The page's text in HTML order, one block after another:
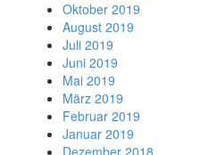
Oktober 2019
August 2019
Juli 2019
Juni 2019
Mai 2019
März 2019
Februar 2019
Januar 2019
Dezember 2018